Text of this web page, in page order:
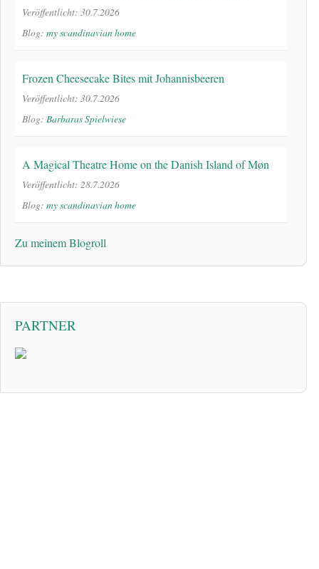
Veröffentlicht: 30.7.2026
Blog: my scandinavian home
Frozen Cheesecake Bites mit Johannisbeeren
Veröffentlicht: 30.7.2026
Blog: Barbaras Spielwiese
A Magical Theatre Home on the Danish Island of Møn
Veröffentlicht: 28.7.2026
Blog: my scandinavian home
Zu meinem Blogroll
PARTNER